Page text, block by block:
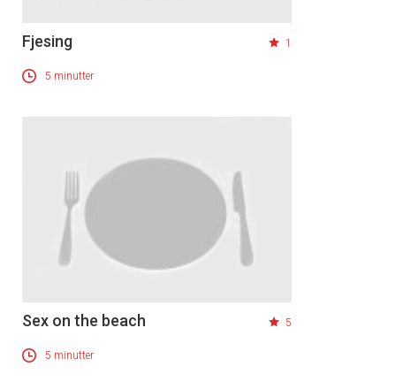
Fjesing 1
5 minutter
Sex on the beach 5
5 minutter